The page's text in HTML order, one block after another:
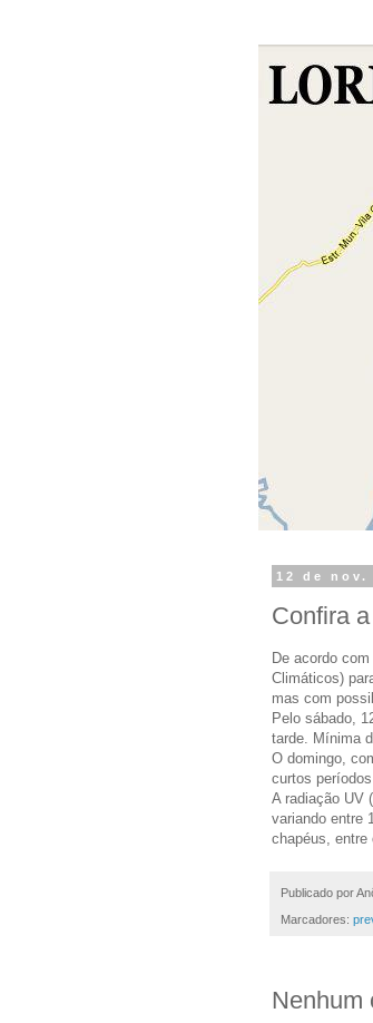
12 de nov.
Confira
De acordo
Climáticos)
mas com
Pelo sábado,
tarde. Mínima
O domingo,
curtos
A radiação UV
variando entre
chapéus, entre
Publicado por
Marcadores:
Nenhum